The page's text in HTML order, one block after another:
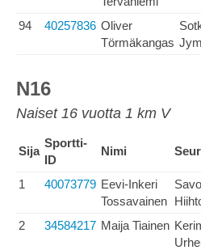
94 40257836 Oliver
Törmäkangas
N16
Naiset 16 vuotta 1 km V
Sija
Sportti-
ID
Nimi
1 40073779 Eevi-Inkeri
Tossavainen
2 34584217 Maija Tiainen